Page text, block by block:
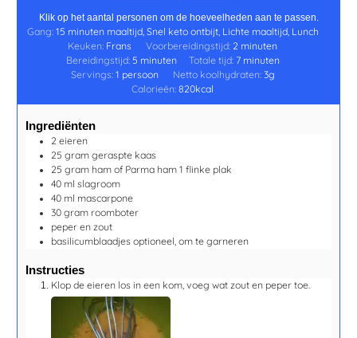
Klik op het aantal personen om de hoeveelheden aan te passen.
Gang: 15 minuten maaltijd, Snel keto ontbijt, Lichte maaltijd, Lunch
Keuken: Frans Voorbereidingstijd: 2 minuten
Bereidingstijd: 5 minuten Totale tijd: 7 minuten
Servings: 1 persoon Netto koolhydraten: 3g
Calorieën:820kcal
Ingrediënten
2 eieren
25 gram geraspte kaas
25 gram ham of Parma ham 1 flinke plak
40 ml slagroom
40 ml mascarpone
30 gram roomboter
peper en zout
basilicumblaadjes optioneel, om te garneren
Instructies
Klop de eieren los in een kom, voeg wat zout en peper toe.